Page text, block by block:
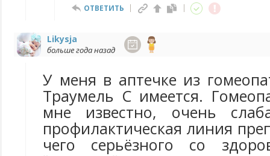
ОТВЕТИТЬ
Likysja
больше года назад
У меня в аптечке из
Траумель С имеется.
мне известно, очень
профилактическая линия
чего серьёзного со